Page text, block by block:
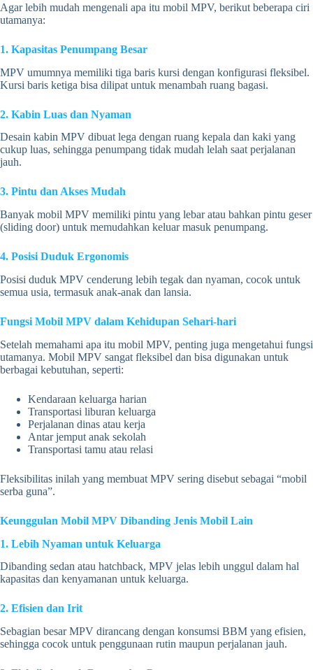
Agar lebih mudah mengenali apa itu mobil MPV, berikut beberapa ciri
utamanya:
1. Kapasitas Penumpang Besar
MPV umumnya memiliki tiga baris kursi dengan konfigurasi fleksibel.
Kursi baris ketiga bisa dilipat untuk menambah ruang bagasi.
2. Kabin Luas dan Nyaman
Desain kabin MPV dibuat lega dengan ruang kepala dan kaki yang
cukup luas, sehingga penumpang tidak mudah lelah saat perjalanan
jauh.
3. Pintu dan Akses Mudah
Banyak mobil MPV memiliki pintu yang lebar atau bahkan pintu geser
(sliding door) untuk memudahkan keluar masuk penumpang.
4. Posisi Duduk Ergonomis
Posisi duduk MPV cenderung lebih tegak dan nyaman, cocok untuk
semua usia, termasuk anak-anak dan lansia.
Fungsi Mobil MPV dalam Kehidupan Sehari-hari
Setelah memahami apa itu mobil MPV, penting juga mengetahui fungsi
utamanya. Mobil MPV sangat fleksibel dan bisa digunakan untuk
berbagai kebutuhan, seperti:
Kendaraan keluarga harian
Transportasi liburan keluarga
Perjalanan dinas atau kerja
Antar jemput anak sekolah
Transportasi tamu atau relasi
Fleksibilitas inilah yang membuat MPV sering disebut sebagai “mobil
serba guna”.
Keunggulan Mobil MPV Dibanding Jenis Mobil Lain
1. Lebih Nyaman untuk Keluarga
Dibanding sedan atau hatchback, MPV jelas lebih unggul dalam hal
kapasitas dan kenyamanan untuk keluarga.
2. Efisien dan Irit
Sebagian besar MPV dirancang dengan konsumsi BBM yang efisien,
sehingga cocok untuk penggunaan rutin maupun perjalanan jauh.